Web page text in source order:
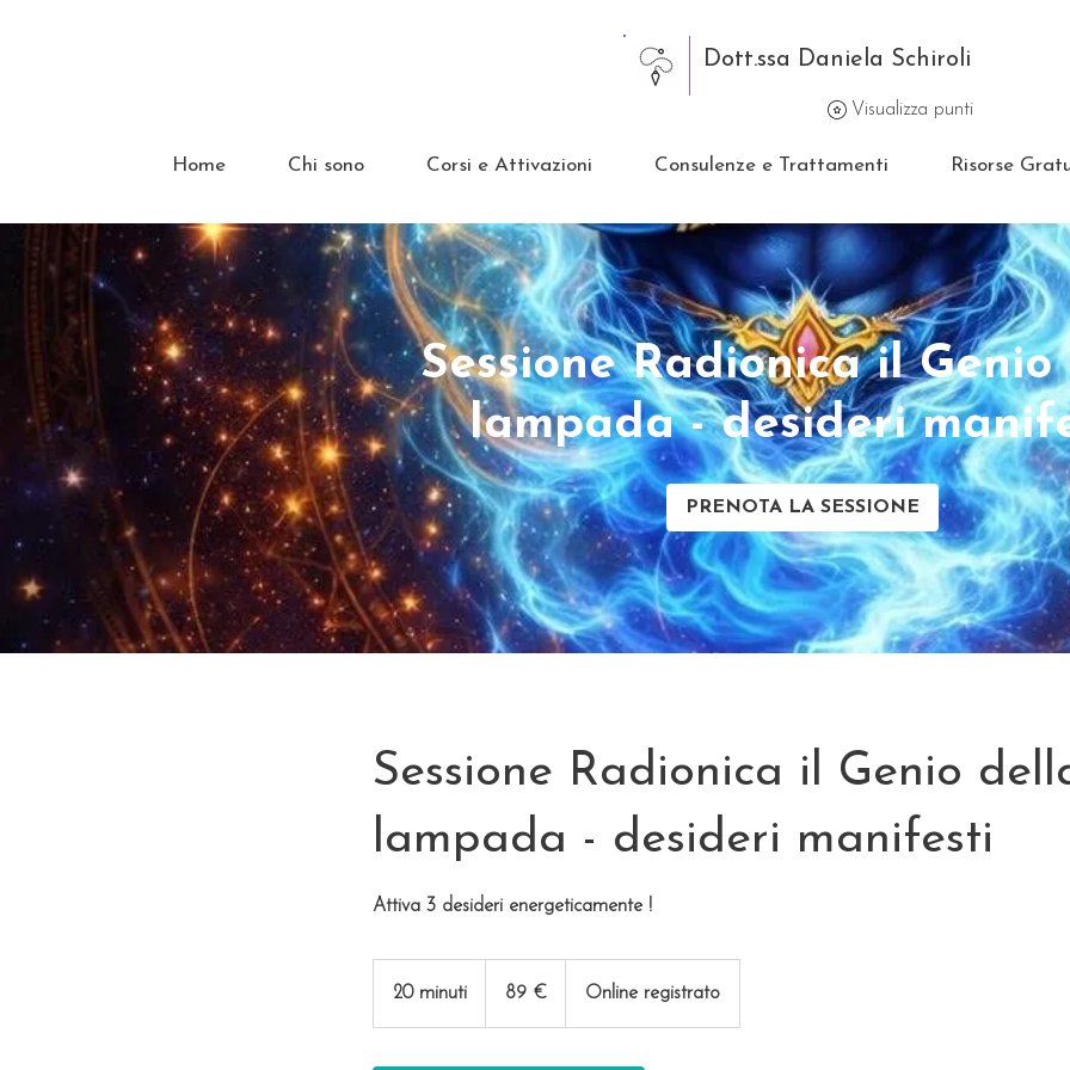
Dott.ssa Daniela Schiroli
Home Chi sono Corsi e Attivazioni Consulenze e Trattamenti Risorse
Visualizza punti
Sessione Radionica il
lampada - desideri
PRENOTA LA SESSIONE
Sessione Radionica il Genio
lampada - desideri manifesti
Attiva 3 desideri energeticamente !
20 minuti 89 € Online registrato